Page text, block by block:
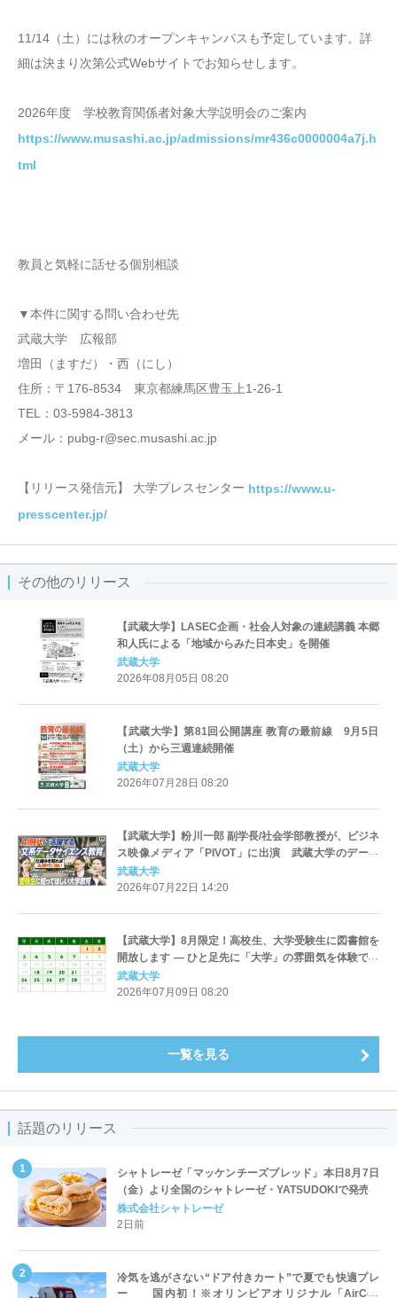
11/14（土）には秋のオープンキャンパスも予定しています。詳
細は決まり次第公式Webサイトでお知らせします。
2026年度 学校教育関係者対象大学説明会のご案内
https://www.musashi.ac.jp/admissions/mr436c0000004a7j.h
tml
教員と気軽に話せる個別相談
▼本件に関する問い合わせ先
武蔵大学 広報部
増田（ますだ）・西（にし）
住所：〒176-8534 東京都練馬区豊玉上1-26-1
TEL：03-5984-3813
メール：pubg-r@sec.musashi.ac.jp
【リリース発信元】 大学プレスセンター https://www.u-
presscenter.jp/
その他のリリース
【武蔵大学】LASEC企画・社会人対象の連続講義 本郷
和人氏による「地域からみた日本史」を開催
武蔵大学
2026年08月05日 08:20
【武蔵大学】第81回公開講座 教育の最前線 9月5日
（土）から三週連続開催
武蔵大学
2026年07月28日 08:20
【武蔵大学】粉川一郎 副学長/社会学部教授が、ビジネ
ス映像メディア「PIVOT」に出演 武蔵大学のデータ
サイエンス教育について紹介しています
武蔵大学
2026年07月22日 14:20
【武蔵大学】8月限定！高校生、大学受験生に図書館を
開放します — ひと足先に「大学」の雰囲気を体験でき
るチャンス —
武蔵大学
2026年07月09日 08:20
一覧を見る
話題のリリース
シャトレーゼ「マッケンチーズブレッド」本日8月7日
（金）より全国のシャトレーゼ・YATSUDOKIで発売
株式会社シャトレーゼ
2日前
冷気を逃がさない“ドア付きカート”で夏でも快適プレ
ー 国内初！※オリンピアオリジナル「AirCon